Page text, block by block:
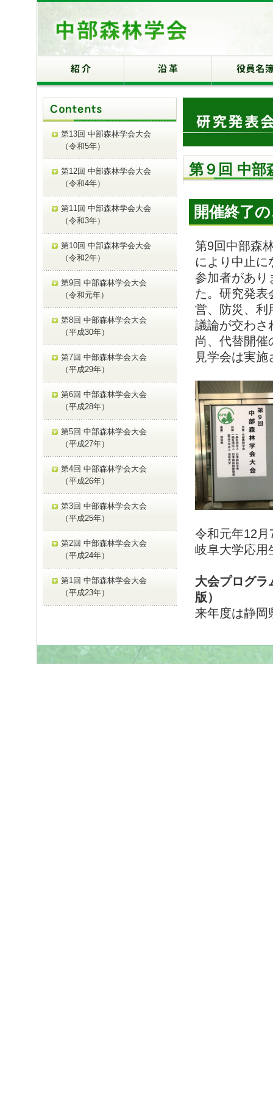
第９回 中部
開催終了
第9回中部森
により中止に
参加者があり
た。研究発表
営、防災、利
議論が交わさ
尚、代替開催
見学会は実
令和元年12月
岐阜大学応用
大会プログ
版）
来年度は静岡
第13回 中部森林学会大会
（令和5年）
第12回 中部森林学会大会
（令和4年）
第11回 中部森林学会大会
（令和3年）
第10回 中部森林学会大会
（令和2年）
第9回 中部森林学会大会
（令和元年）
第8回 中部森林学会大会
（平成30年）
第7回 中部森林学会大会
（平成29年）
第6回 中部森林学会大会
（平成28年）
第5回 中部森林学会大会
（平成27年）
第4回 中部森林学会大会
（平成26年）
第3回 中部森林学会大会
（平成25年）
第2回 中部森林学会大会
（平成24年）
第1回 中部森林学会大会
（平成23年）